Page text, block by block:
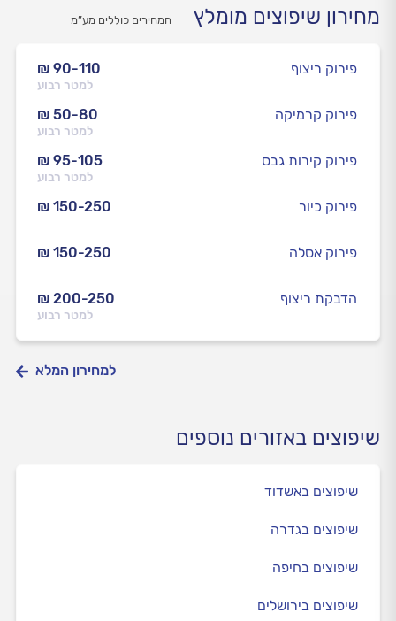
מחירון שיפוצים מומלץ המחירים כוללים מע”מ
₪ 90-110
למטר רבוע
פירוק ריצוף
₪ 50-80
למטר רבוע
פירוק קרמיקה
₪ 95-105
למטר רבוע
פירוק קירות גבס
₪ 150-250 פירוק כיור
₪ 150-250 פירוק אסלה
₪ 200-250
למטר רבוע
הדבקת ריצוף
למחירון המלא
שיפוצים באזורים נוספים
שיפוצים באשדוד
שיפוצים בגדרה
שיפוצים בחיפה
שיפוצים בירושלים